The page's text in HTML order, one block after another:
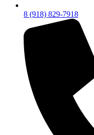
8 (918) 829-7918